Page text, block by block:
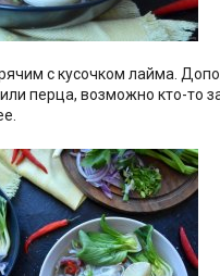
с кусочком лайма.
перца, возможно кто-то